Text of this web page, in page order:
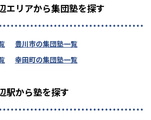
エリアから集団塾を探す
豊川市の集団塾一覧
幸田町の集団塾一覧
駅から塾を探す